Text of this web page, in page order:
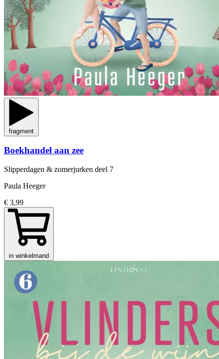
fragment
Boekhandel aan zee
Slipperdagen & zomerjurken deel 7
Paula Heeger
€ 3,99
in winkelmand